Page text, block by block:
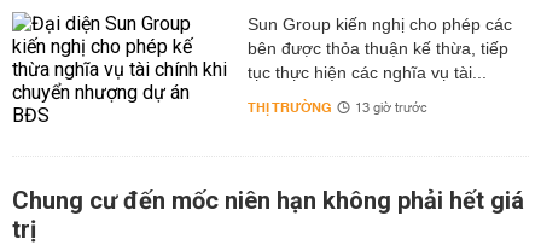
Sun Group kiến nghị cho phép các
bên được thỏa thuận kế thừa, tiếp
tục thực hiện các nghĩa vụ tài...
THỊ TRƯỜNG 13 giờ trước
Chung cư đến mốc niên hạn không phải hết giá
trị